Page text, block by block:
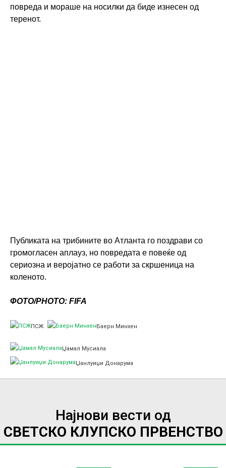
повреда и мораше на носилки да биде изнесен од
теренот.
Публиката на трибините во Атланта го поздрави со
громогласен аплауз, но повредата е повеќе од
сериозна и веројатно се работи за скршеница на
коленото.
ФОТО/PHOTO: FIFA
ПСЖ Баерн Минхен
Џамал Мусиала
Џанлуиџи Донарума
Најнови вести од
СВЕТСКО КЛУПСКО ПРВЕНСТВО